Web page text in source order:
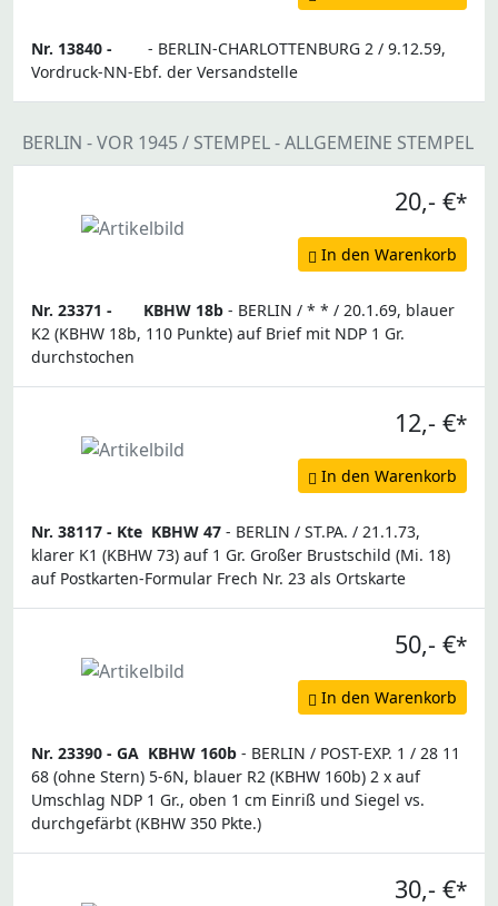
Nr. 13840 -
- BERLIN-CHARLOTTENBURG 2 / 9.12.59,
Vordruck-NN-Ebf. der Versandstelle
BERLIN - VOR 1945 / STEMPEL - ALLGEMEINE STEMPEL
20,- €*
In den Warenkorb
Nr. 23371 - KBHW 18b - BERLIN / * * / 20.1.69, blauer
K2 (KBHW 18b, 110 Punkte) auf Brief mit NDP 1 Gr.
durchstochen
12,- €*
In den Warenkorb
Nr. 38117 - Kte KBHW 47 - BERLIN / ST.PA. / 21.1.73,
klarer K1 (KBHW 73) auf 1 Gr. Großer Brustschild (Mi. 18)
auf Postkarten-Formular Frech Nr. 23 als Ortskarte
50,- €*
In den Warenkorb
Nr. 23390 - GA KBHW 160b - BERLIN / POST-EXP. 1 / 28 11
68 (ohne Stern) 5-6N, blauer R2 (KBHW 160b) 2 x auf
Umschlag NDP 1 Gr., oben 1 cm Einriß und Siegel vs.
durchgefärbt (KBHW 350 Pkte.)
30,- €*